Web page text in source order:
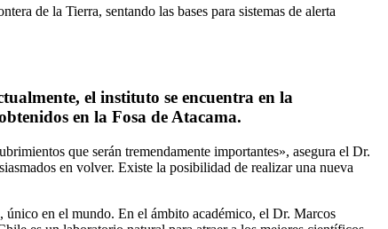
de la Tierra, sentando las bases para sistemas de alerta
el instituto se encuentra en la
en la Fosa de Atacama.
que serán tremendamente importantes», asegura el Dr.
en volver. Existe la posibilidad de realizar una nueva
único en el mundo. En el ámbito académico, el Dr. Marcos